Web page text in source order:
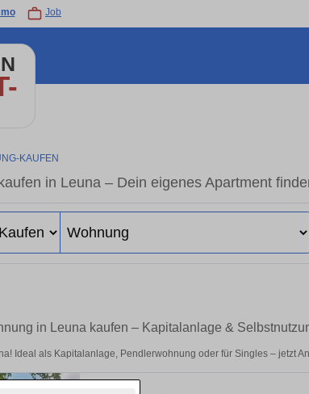
Job
KAUFEN
in Leuna – Dein eigenes Apartment
in Leuna kaufen – Kapitalanlage &
Ideal als Kapitalanlage, Pendlerwohnung oder für Singles – jetzt